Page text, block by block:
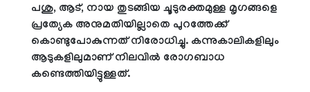
പശു, ആട്, നായ തുടങ്ങിയ ചൂടുരക്തമുള്ള മൃഗങ്ങളെ
പ്രത്യേക അനുമതിയില്ലാതെ പുറത്തേക്ക്
കൊണ്ടുപോകുന്നത് നിരോധിച്ചു. കന്നുകാലികളിലും
ആടുകളിലുമാണ് നിലവില്‍ രോഗബാധ
കണ്ടെത്തിയിട്ടുള്ളത്.